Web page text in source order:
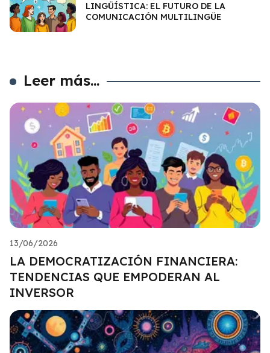
LINGÜÍSTICA: EL FUTURO DE LA
COMUNICACIÓN MULTILINGÜE
Leer más...
13/06/2026
LA DEMOCRATIZACIÓN FINANCIERA:
TENDENCIAS QUE EMPODERAN AL
INVERSOR